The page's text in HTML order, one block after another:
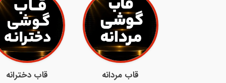
قاب مردانه قاب دخترانه